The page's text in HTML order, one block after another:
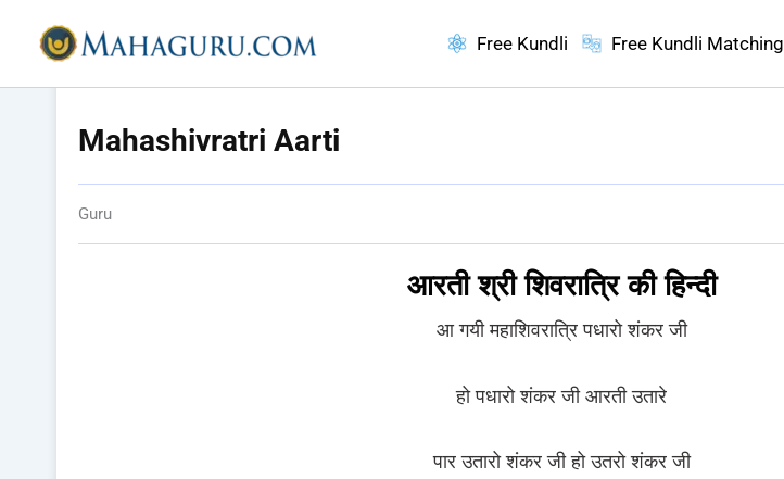
content
Free Kundli Free Kundli Matching
Mahashivratri Aarti
Guru
आरती श्री शिवरात्रि की हिन्दी
आ गयी महाशिवरात्रि पधारो शंकर जी
हो पधारो शंकर जी आरती उतारे
पार उतारो शंकर जी हो उतरो शंकर जी